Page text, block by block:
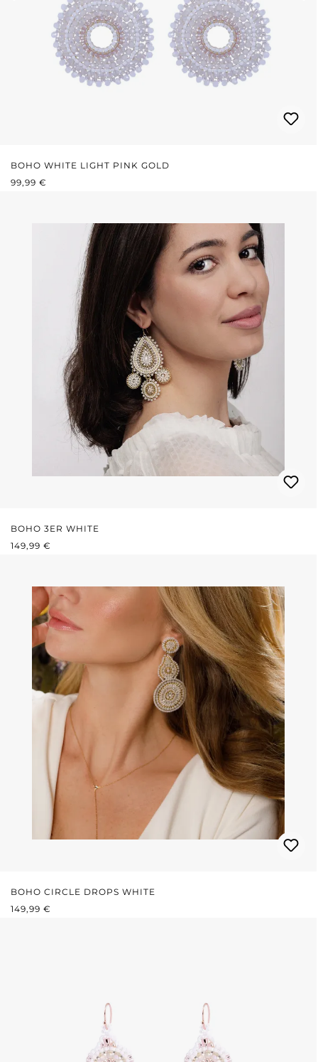
BOHO WHITE LIGHT PINK GOLD
REGULÄRER PREIS:
99,99 €
BOHO 3ER WHITE
REGULÄRER PREIS:
149,99 €
BOHO CIRCLE DROPS WHITE
REGULÄRER PREIS:
149,99 €